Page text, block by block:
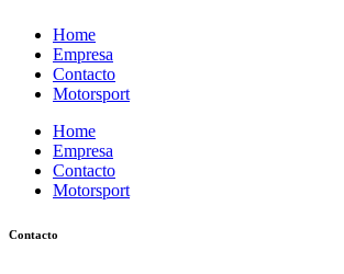
Home
Empresa
Contacto
Motorsport
Home
Empresa
Contacto
Motorsport
Contacto